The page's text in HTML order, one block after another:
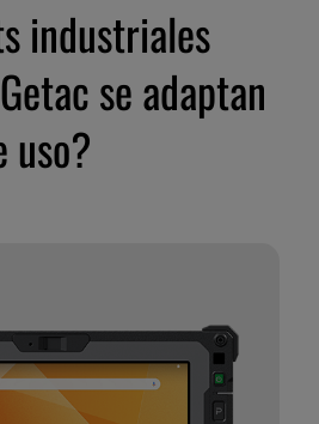
industriales
se adaptan
uso?